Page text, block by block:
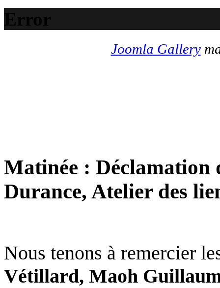
Error
Joomla Gallery
Matinée : Déclamation
Durance, Atelier des
Nous tenons à remercier
Vétillard, Maoh